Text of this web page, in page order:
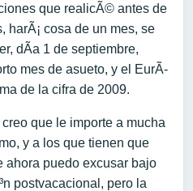
que realicÃ© antes de
harÃ¡ cosa de un mes, se
dÃ­a 1 de septiembre,
mes de asueto, y el EurÃ­
de la cifra de 2009.
que le importe a mucha
y a los que tienen que
ahora puedo excusar bajo
postvacacional, pero la